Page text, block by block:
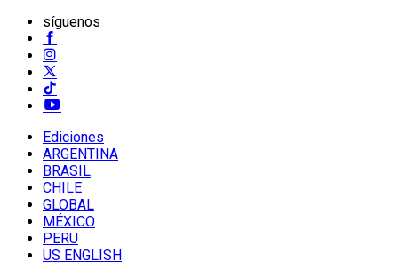
síguenos
Ediciones
ARGENTINA
BRASIL
CHILE
GLOBAL
MÉXICO
PERU
US ENGLISH